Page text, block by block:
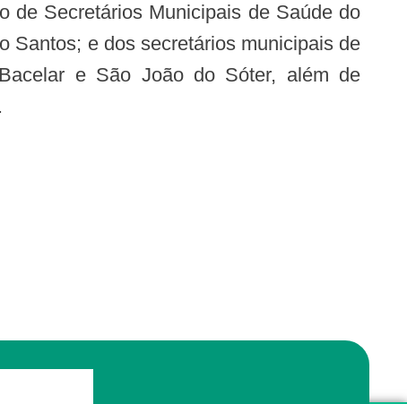
de Secretários Municipais de Saúde do
Santos; e dos secretários municipais de
e São João do Sóter, além de